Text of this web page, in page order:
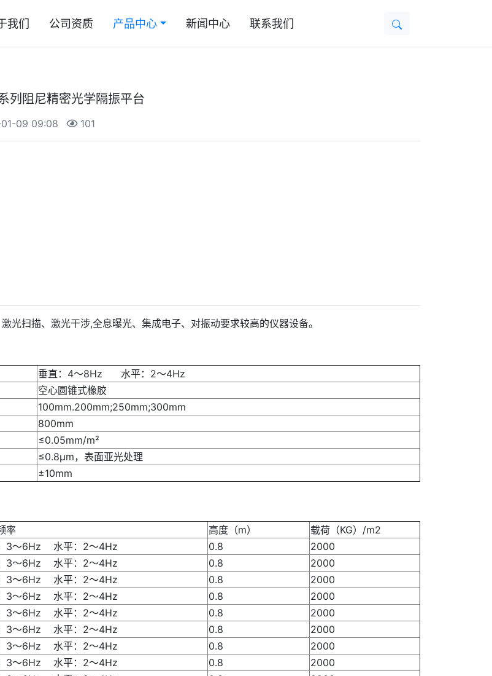
我们 公司资质 产品中心 新闻中心 联系我们
列阻尼精密光学隔振平台
09 09:08 101
光扫描、激光干涉,全息曝光、集成电子、对振动要求较高的仪器设备。
垂直：4～8Hz 水平：2～4Hz
空心圆锥式橡胶
100mm.200mm;250mm;300mm
800mm
≤0.05mm/m²
≤0.8μm，表面亚光处理
±10mm
率 高度（m）
载荷（KG）/m2
3～6Hz 水平：2～4Hz 0.8
2000
3～6Hz 水平：2～4Hz 0.8
2000
3～6Hz 水平：2～4Hz 0.8
2000
3～6Hz 水平：2～4Hz 0.8
2000
3～6Hz 水平：2～4Hz 0.8
2000
3～6Hz 水平：2～4Hz 0.8
2000
3～6Hz 水平：2～4Hz 0.8
2000
3～6Hz 水平：2～4Hz 0.8
2000